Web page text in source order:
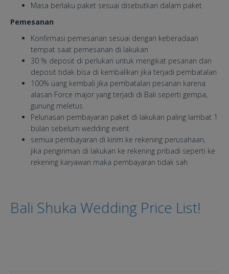
Masa berlaku paket sesuai disebutkan dalam paket
Pemesanan
Konfirmasi pemesanan sesuai dengan keberadaan
tempat saat pemesanan di lakukan
30 % deposit di perlukan untuk mengikat pesanan dan
deposit tidak bisa di kembalikan jika terjadi pembatalan
100% uang kembali jika pembatalan pesanan karena
alasan Force major yang terjadi di Bali seperti gempa,
gunung meletus
Pelunasan pembayaran paket di lakukan paling lambat 1
bulan sebelum wedding event
semua pembayaran di kirim ke rekening perusahaan,
jika pengiriman di lakukan ke rekening pribadi seperti ke
rekening karyawan maka pembayaran tidak sah
Bali Shuka Wedding Price List!